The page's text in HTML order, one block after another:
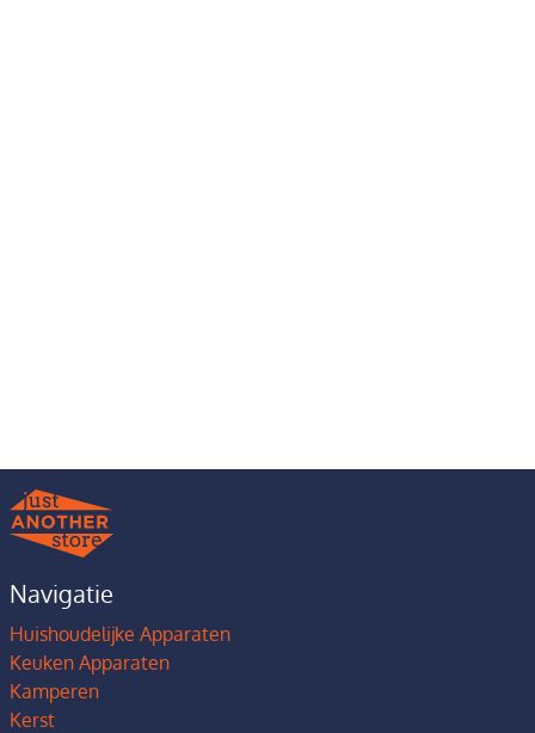
Navigatie
Huishoudelijke Apparaten
Keuken Apparaten
Kamperen
Kerst